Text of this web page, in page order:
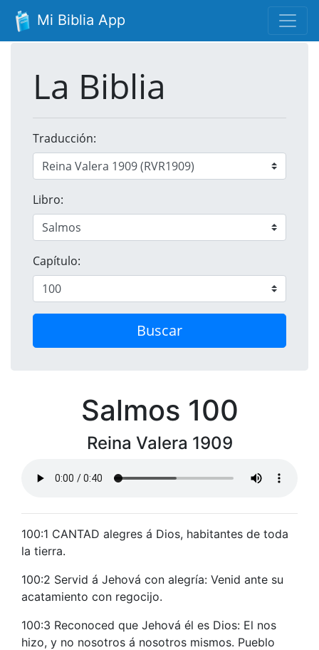
Mi Biblia App
La Biblia
Traducción:
Libro:
Capítulo:
Buscar
Salmos 100
Reina Valera 1909
100:1 CANTAD alegres á Dios, habitantes de toda
la tierra.
100:2 Servid á Jehová con alegría: Venid ante su
acatamiento con regocijo.
100:3 Reconoced que Jehová él es Dios: El nos
hizo, y no nosotros á nosotros mismos. Pueblo